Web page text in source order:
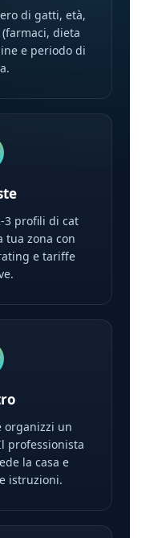
di gatti, età,
dieta
e periodo di
3 profili di cat
tua zona con
e tariffe
organizzi un
professionista
la casa e
istruzioni.